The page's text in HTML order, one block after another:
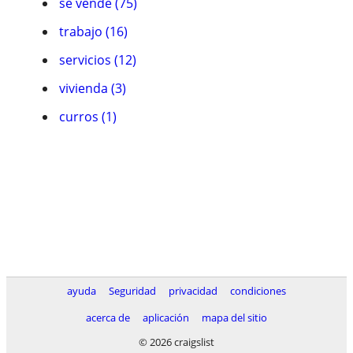
trabajo (16)
servicios (12)
vivienda (3)
curros (1)
ayuda Seguridad privacidad
condiciones
acerca de
aplicación
mapa del sitio
© 2026 craigslist